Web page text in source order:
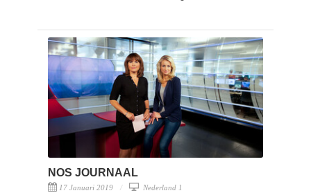
NOS JOURNAAL
17 Januari 2019 Nederland 1